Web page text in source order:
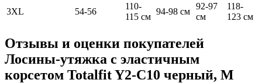
3XL
54-56
110-
115 см
94-98 см
92-97
см
118-
123 см
Отзывы и оценки покупателей
Лосины-утяжка с эластичным
корсетом Totalfit Y2-C10 черный, M